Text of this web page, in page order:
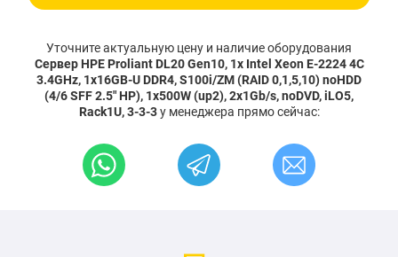
Уточните актуальную цену и наличие оборудования
Сервер HPE Proliant DL20 Gen10, 1x Intel Xeon E-2224 4C
3.4GHz, 1x16GB-U DDR4, S100i/ZM (RAID 0,1,5,10) noHDD
(4/6 SFF 2.5" HP), 1x500W (up2), 2x1Gb/s, noDVD, iLO5,
Rack1U, 3-3-3у менеджера прямо сейчас: